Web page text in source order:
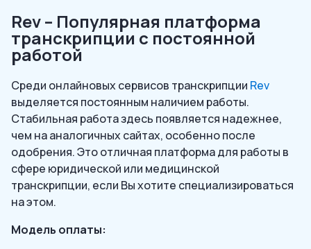
Rev – Популярная платформа
транскрипции с постоянной
работой
Среди онлайновых сервисов транскрипции Rev
выделяется постоянным наличием работы.
Стабильная работа здесь появляется надежнее,
чем на аналогичных сайтах, особенно после
одобрения. Это отличная платформа для работы в
сфере юридической или медицинской
транскрипции, если Вы хотите специализироваться
на этом.
Модель оплаты: